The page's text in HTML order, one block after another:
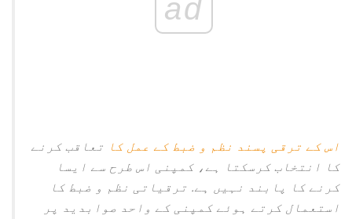
ad
اس کے ترقی پسند نظم و ضبط کے عمل کا تعاقب کرنے
کا انتخاب کرسکتا ہے، کمپنی اس طرح سے ایسا
کرنے کا پابند نہیں ہے. ترقیاتی نظم و ضبط کا
استعمال کرتے ہوئے کمپنی کے واحد صوابدید پر